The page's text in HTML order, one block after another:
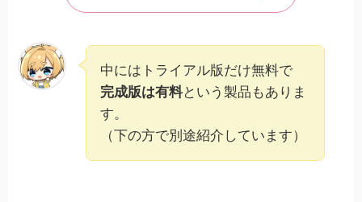
中にはトライアル版だけ無料で
完成版は有料という製品もありま
す。
（下の方で別途紹介しています）